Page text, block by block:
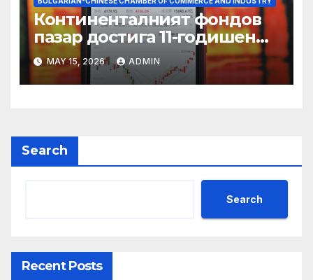
Континенталният фондов
пазар достига 11-годишен
връх
MAY 15, 2026 ADMIN
Search
Search
Recent Posts